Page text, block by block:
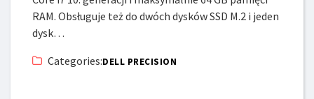
RAM. Obsługuje też do dwóch dysków SSD M.2 i jeden
dysk…
Categories:DELL PRECISION